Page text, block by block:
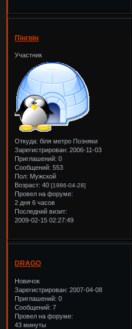
Пінгвін
Участник
Откуда: біля метро Позняки
Зарегистрирован: 2006-11-03
Приглашений: 0
Сообщений: 553
Пол: Мужской
Возраст: 40[1986-04-28]
Провел на форуме:
2 дня 6 часов
Последний визит:
2009-02-15 02:27:49
DRAGO
Новичок
Зарегистрирован: 2007-04-08
Приглашений: 0
Сообщений: 7
Провел на форуме:
43 минуты